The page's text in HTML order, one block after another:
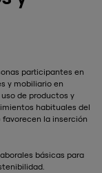
participantes en
y mobiliario en
de productos y
habituales del
la inserción
básicas para